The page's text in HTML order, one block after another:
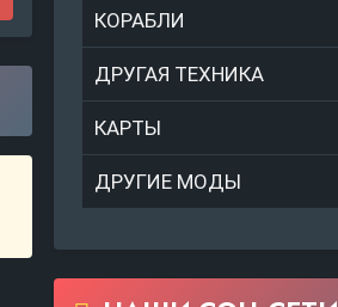
КОРАБЛИ
ДРУГАЯ ТЕХНИКА
КАРТЫ
ДРУГИЕ МОДЫ